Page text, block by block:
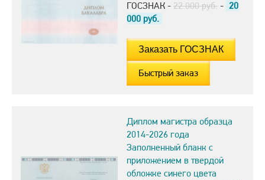
ГОСЗНАК - 22.000 руб. - 20
000 руб.
Быстрый заказ
Диплом магистра образца
2014-2026 года
Заполненный бланк с
приложением в твердой
обложке синего цвета